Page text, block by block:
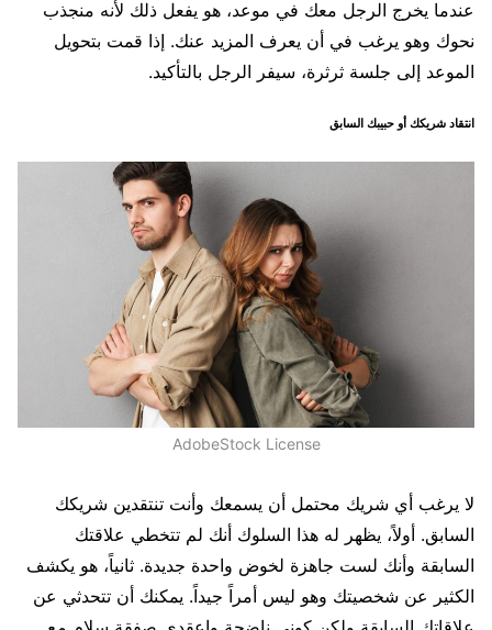
عندما يخرج الرجل معك في موعد، هو يفعل ذلك لأنه منجذب
نحوك وهو يرغب في أن يعرف المزيد عنك. إذا قمت بتحويل
الموعد إلى جلسة ثرثرة، سيفر الرجل بالتأكيد.
انتقاد شريكك أو حبيبك السابق
AdobeStock License
لا يرغب أي شريك محتمل أن يسمعك وأنت تنتقدين شريكك
السابق. أولاً، يظهر له هذا السلوك أنك لم تتخطي علاقتك
السابقة وأنك لست جاهزة لخوض واحدة جديدة. ثانياً، هو يكشف
الكثير عن شخصيتك وهو ليس أمراً جيداً. يمكنك أن تتحدثي عن